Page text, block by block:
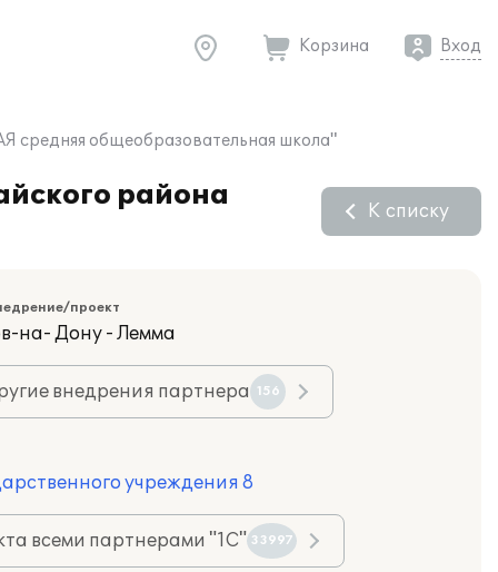
Корзина Вход
средняя общеобразовательная школа"
района
К списку
проект
на- Дону - Лемма
внедрения партнера 156
учреждения 8
всеми партнерами "1С" 33997